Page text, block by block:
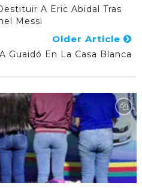
A Eric Abidal Tras
Messi
Older Article
Guaidó En La Casa Blanca